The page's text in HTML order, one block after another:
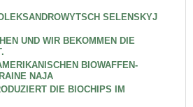
SELENSKYJ
UND WIR BEKOMMEN DIE
BIOWAFFEN-
NAJA
DIE BIOCHIPS IM